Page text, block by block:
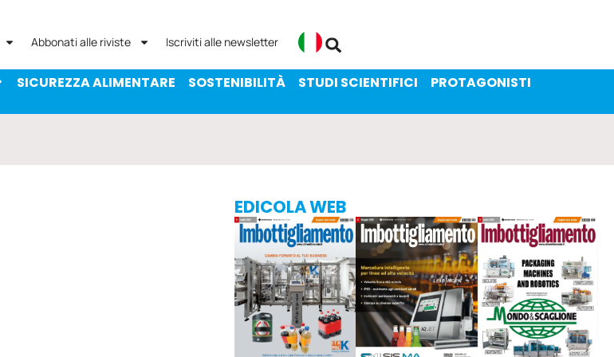
Abbonati alle riviste Iscriviti alle newsletter
SICUREZZA ALIMENTARE SOSTENIBILITÀ STUDI SCIENTIFICI
PROTAGONISTI
EDICOLA WEB